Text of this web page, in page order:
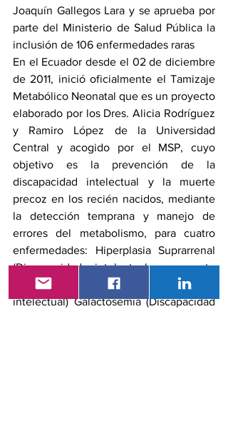
Joaquín Gallegos Lara y se aprueba por
parte del Ministerio de Salud Pública la
inclusión de 106 enfermedades raras
En el Ecuador desde el 02 de diciembre
de 2011, inició oficialmente el Tamizaje
Metabólico Neonatal que es un proyecto
elaborado por los Dres. Alicia Rodríguez
y Ramiro López de la Universidad
Central y acogido por el MSP, cuyo
objetivo es la prevención de la
discapacidad intelectual y la muerte
precoz en los recién nacidos, mediante
la detección temprana y manejo de
errores del metabolismo, para cuatro
enfermedades: Hiperplasia Suprarrenal
(Discapacidad intelectual y muerte
precoz) Hipotiroidismo      (Discapacidad
intelectual) Galactosemia (Discapacidad